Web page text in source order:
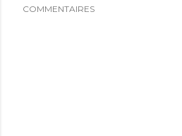
COMMENTAIRES